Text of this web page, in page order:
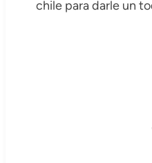
chile para darle un